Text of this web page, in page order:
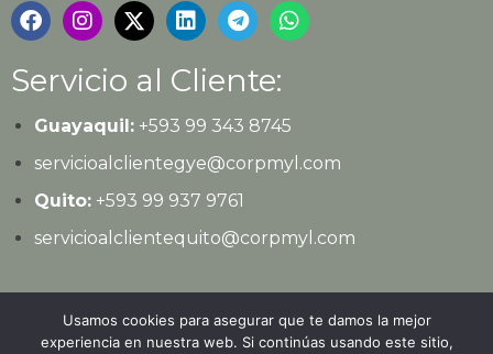
Servicio al Cliente:
Guayaquil:+593 99 343 8745
servicioalclientegye@corpmyl.com
Quito:+593 99 937 9761
servicioalclientequito@corpmyl.com
Política de protección de datos personales
Usamos cookies para asegurar que te damos la mejor
experiencia en nuestra web. Si continúas usando este sitio,